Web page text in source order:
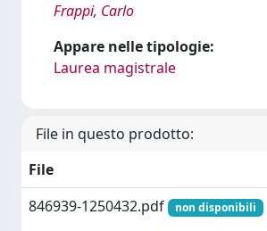
Frappi, Carlo
Appare nelle tipologie:
Laurea magistrale
File in questo prodotto:
File
846939-1250432.pdf
non disponibili